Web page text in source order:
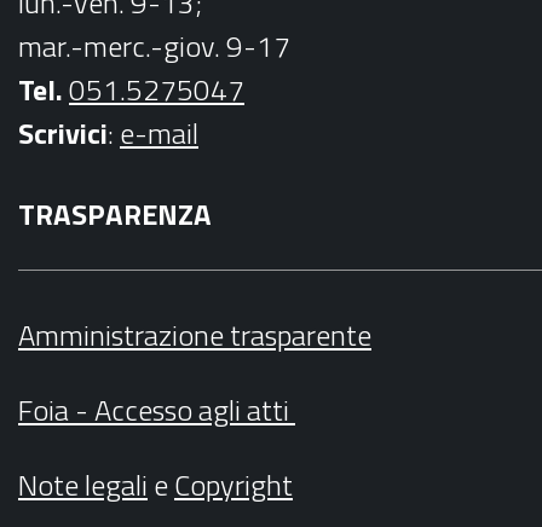
mar.-merc.-giov. 9-17
Tel.051.5275047
Scrivici:e-mail
TRASPARENZA
Amministrazione trasparente
Foia - Accesso agli atti
Note legalieCopyright